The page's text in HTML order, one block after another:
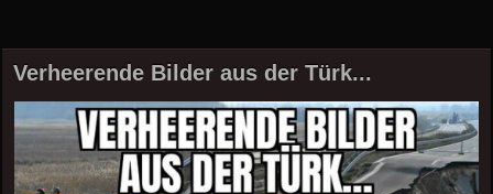
Verheerende Bilder aus der Türk...